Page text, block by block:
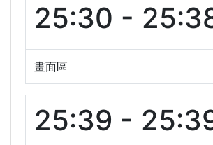
25:30 -
畫面區
25:39 -